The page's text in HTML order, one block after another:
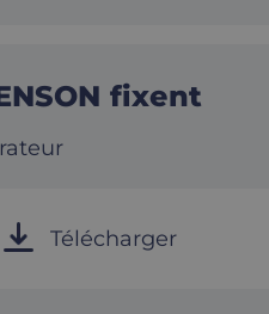
fixent
Télécharger